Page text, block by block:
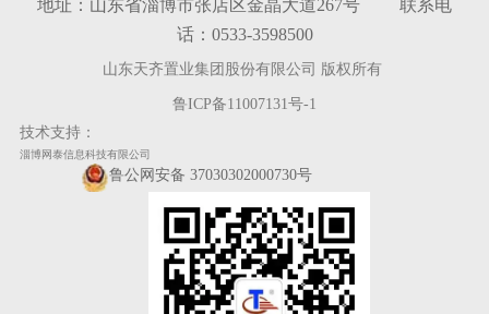
地址：山东省淄博市张店区金晶大道267号 联系电
话：0533-3598500
山东天齐置业集团股份有限公司 版权所有
鲁ICP备11007131号-1
技术支持：
淄博网泰信息科技有限公司
鲁公网安备 37030302000730号